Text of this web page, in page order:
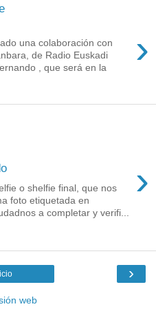
›
una colaboración con
de Radio Euskadi
, que será en la
›
o shelfie final, que nos
foto etiquetada en
a completar y verifi...
›
web